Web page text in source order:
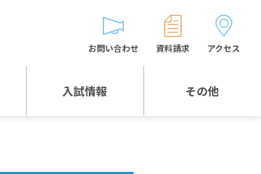
入試情報 その他
お問い合わせ 資料請求 アクセス